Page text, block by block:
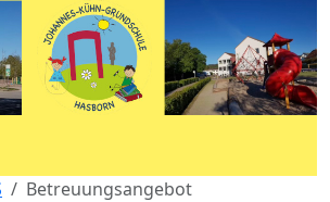
Betreuungsangebot